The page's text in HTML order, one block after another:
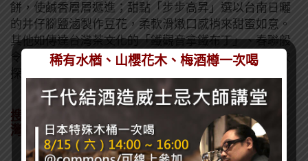
餅，使鹹香層層遞進；甜點「步步高昇」選以台南日曬
的井仔腳鹽滷製作豆花，柔軟滑嫩口感捎來甜蜜如意。
其他如傳達台灣茶文化的「鐵觀音拿鐵布丁」、春聯般
令人會心一笑的「柿餅慕斯」，都隱藏著輝室蘊含層次
探索的台味轉移。
搜羅在地素材與台灣意象 全天候供應調酒飲入台
灣風土
稀有水楢、山櫻花木、梅酒樽一次喝